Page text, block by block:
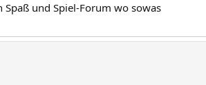
Spaß und Spiel-Forum wo sowas